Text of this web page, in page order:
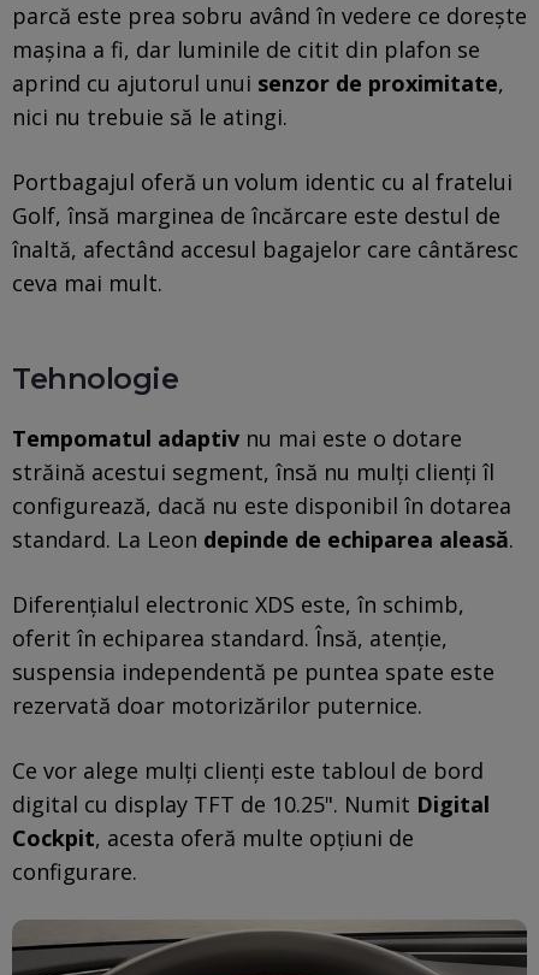
parcă este prea sobru având în vedere ce dorește
mașina a fi, dar luminile de citit din plafon se
aprind cu ajutorul unui senzor de proximitate,
nici nu trebuie să le atingi.
Portbagajul oferă un volum identic cu al fratelui
Golf, însă marginea de încărcare este destul de
înaltă, afectând accesul bagajelor care cântăresc
ceva mai mult.
Tehnologie
Tempomatul adaptiv nu mai este o dotare
străină acestui segment, însă nu mulți clienți îl
configurează, dacă nu este disponibil în dotarea
standard. La Leon depinde de echiparea aleasă.
Diferențialul electronic XDS este, în schimb,
oferit în echiparea standard. Însă, atenție,
suspensia independentă pe puntea spate este
rezervată doar motorizărilor puternice.
Ce vor alege mulți clienți este tabloul de bord
digital cu display TFT de 10.25". Numit Digital
Cockpit, acesta oferă multe opțiuni de
configurare.